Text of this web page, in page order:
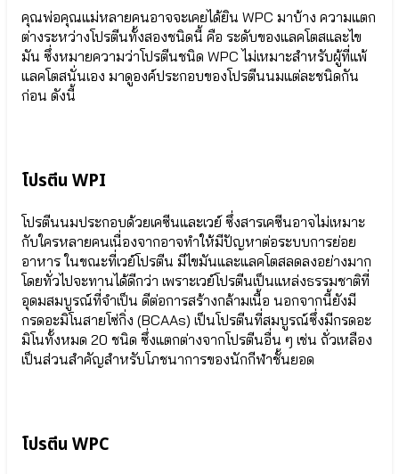
9/9+
พัฒนา
สมอง
⦿
DHA
Probio
● ดีเอ
(DHA)
● แลคโต
บาซิลลัส คาเซอิ
Lactobacillus
Casei
● เกราะป้องกัน
สุขภาพ
Lactobacillus
Rhamnosus
● บิฟิโดแบคทีเรียม
● จุลินทรีย์มาก
ประโยชน์
เอ
ชเอ
(DHA)
●
แคลเซียม
Aquamin
เหล็ก
SunActive®
Fe
DHA
Probio
9/9+
พัฒนา
Probio
9
คุณพ่อคุณแม่หลายคนอาจจะเคยได้ยิน WPC มาบ้าง ความแตก
ต่างระหว่างโปรตีนทั้งสองชนิดนี้ คือ ระดับของแลคโตสและไข
มัน ซึ่งหมายความว่าโปรตีนชนิด WPC ไม่เหมาะสำหรับผู้ที่แพ้
แลคโตสนั่นเอง มาดูองค์ประกอบของโปรตีนนมแต่ละชนิดกัน
ก่อน ดังนี้
โปรตีน WPI
โปรตีนนมประกอบด้วยเคซีนและเวย์ ซึ่งสารเคซีนอาจไม่เหมาะ
กับใครหลายคนเนื่องจากอาจทำให้มีปัญหาต่อระบบการย่อย
อาหาร ในขณะที่เวย์โปรตีน มีไขมันและแลคโตสลดลงอย่างมาก
โดยทั่วไปจะทานได้ดีกว่า เพราะเวย์โปรตีนเป็นแหล่งธรรมชาติที่
อุดมสมบูรณ์ที่จำเป็น ดีต่อการสร้างกล้ามเนื้อ นอกจากนี้ยังมี
กรดอะมิโนสายโซ่กิ่ง (BCAAs) เป็นโปรตีนที่สมบูรณ์ซึ่งมีกรดอะ
มิโนทั้งหมด 20 ชนิด ซึ่งแตกต่างจากโปรตีนอื่น ๆ เช่น ถั่วเหลือง
เป็นส่วนสำคัญสำหรับโภชนาการของนักกีฬาชั้นยอด
โปรตีน WPC